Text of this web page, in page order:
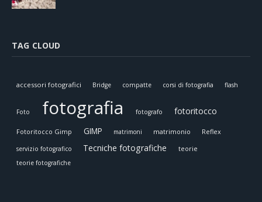
TAG CLOUD
accessori fotografici Bridge compatte corsi di fotografia flash
Foto fotografia fotografo fotoritocco
Fotoritocco Gimp GIMP matrimoni matrimonio Reflex
servizio fotografico Tecniche fotografiche teorie
teorie fotografiche